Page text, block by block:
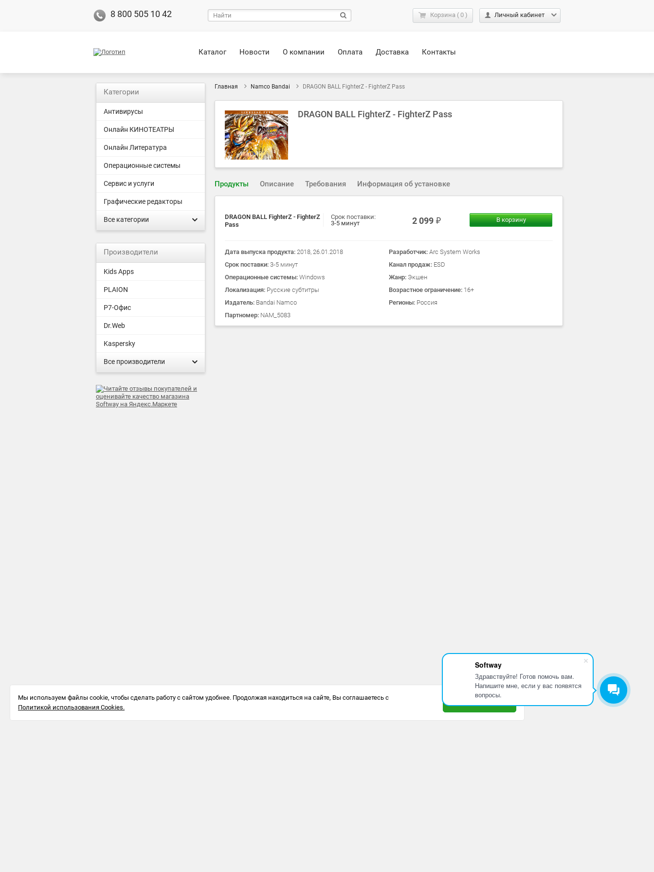
Softway
Здравствуйте! Готов помочь вам.
Напишите мне, если у вас появятся
вопросы.
8 800 505 10 42 Корзина ( 0 ) Личный кабинет
Каталог Новости О компании Оплата Доставка Контакты
Главная Namco Bandai DRAGON BALL FighterZ - FighterZ Pass
DRAGON BALL FighterZ - FighterZ Pass
Продукты Описание Требования Информация об установке
DRAGON BALL FighterZ - FighterZ
Pass
Срок поставки:
3-5 минут
2 099 В корзину
Дата выпуска продукта: 2018, 26.01.2018 Разработчик: Arc System Works
Срок поставки: 3-5 минут Канал продаж: ESD
Операционные системы: Windows Жанр: Экшен
Локализация: Русские субтитры Возрастное ограничение: 16+
Издатель: Bandai Namco Регионы: Россия
Партномер: NAM_5083
Категории
Антивирусы
Онлайн КИНОТЕАТРЫ
Онлайн Литература
Операционные системы
Сервис и услуги
Графические редакторы
Все категории
Производители
Kids Apps
PLAION
Р7-Офис
Dr.Web
Kaspersky
Все производители
Мы используем файлы cookie, чтобы сделать работу с сайтом удобнее. Продолжая находиться на сайте, Вы соглашаетесь с
Политикой использования Cookies.